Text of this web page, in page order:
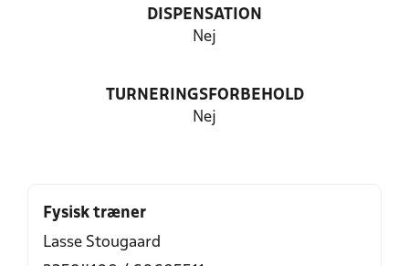
DISPENSATION
Nej
TURNERINGSFORBEHOLD
Nej
Fysisk træner
Lasse Stougaard